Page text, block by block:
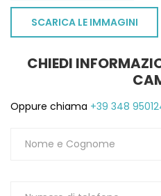
SCARICA LE IMMAGINI
CHIEDI
Oppure chiama +39 348